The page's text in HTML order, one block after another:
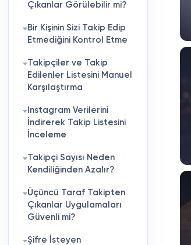
Çıkanlar Görülebilir mi?
Bir Kişinin Sizi Takip Edip
Etmediğini Kontrol Etme
Takipçiler ve Takip
Edilenler Listesini Manuel
Karşılaştırma
Instagram Verilerini
İndirerek Takip Listesini
İnceleme
Takipçi Sayısı Neden
Kendiliğinden Azalır?
Üçüncü Taraf Takipten
Çıkanlar Uygulamaları
Güvenli mi?
Şifre İsteyen